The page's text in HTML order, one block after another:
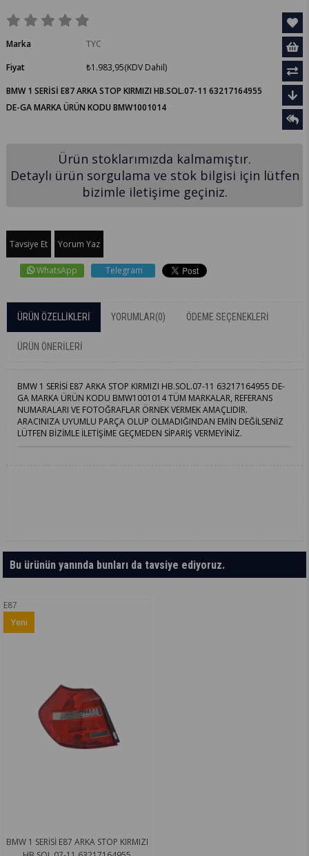
Marka
TYC
Fiyat
₺1.983,95(KDV Dahil)
BMW 1 SERİSİ E87 ARKA STOP KIRMIZI HB.SOL.07-11 63217164955
DE-GA MARKA ÜRÜN KODU BMW1001014
Ürün stoklarımızda kalmamıştır.
Detaylı ürün sorgulama ve stok bilgisi için lütfen
bizimle iletişime geçiniz.
Tavsiye Et Yorum Yaz
WhatsApp Telegram
ÜRÜN ÖZELLIKLERI YORUMLAR(0) ÖDEME SEÇENEKLERI
ÜRÜN ÖNERILERI
BMW 1 SERİSİ E87 ARKA STOP KIRMIZI HB.SOL.07-11 63217164955 DE-
GA MARKA ÜRÜN KODU BMW1001014 TÜM MARKALAR, REFERANS
NUMARALARI VE FOTOĞRAFLAR ÖRNEK VERMEK AMAÇLIDIR.
ARACINIZA UYUMLU PARÇA OLUP OLMADIĞINDAN EMİN DEĞİLSENİZ
LÜTFEN BİZİMLE İLETİŞİME GEÇMEDEN SİPARİŞ VERMEYİNİZ.
Bu ürünün yanında bunları da tavsiye ediyoruz.
E87
BMW 1 SERİSİ E87 ARKA STOP KIRMIZI
Yeni